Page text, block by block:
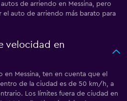
de arriendo en Messina, pero
auto de arriendo más barato para
velocidad en
en Messina, ten en cuenta que el
de la ciudad es de 50 km/h, a
Los límites fuera de ciudad en